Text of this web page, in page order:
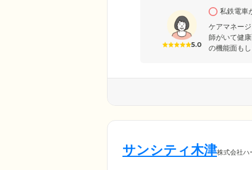
す。ほかにも、自然豊かな
る大浴場もご用意しており
5.0
私鉄電車
ケアマネー
師がいて健
の機能面も
サンシティ木津株式会社ハ